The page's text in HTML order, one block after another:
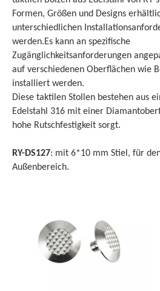
Formen, Größen und Designs
unterschiedlichen
werden.Es kann an spezifische
Zugänglichkeitsanforderungen
auf verschiedenen Oberflächen wie
installiert werden.
Diese taktilen Stollen bestehen aus
Edelstahl 316 mit einer
hohe Rutschfestigkeit sorgt.
RY-DS127: mit 6*10 mm Stiel, für
Außenbereich.